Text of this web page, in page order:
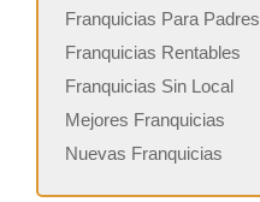
Franquicias Para Padres
Franquicias Rentables
Franquicias Sin Local
Mejores Franquicias
Nuevas Franquicias